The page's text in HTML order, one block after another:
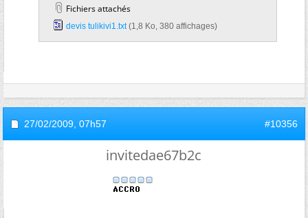
Fichiers attachés
devis tulikivi1.txt‎ (1,8 Ko, 380 affichages)
27/02/2009, 07h57 #10356
invitedae67b2c